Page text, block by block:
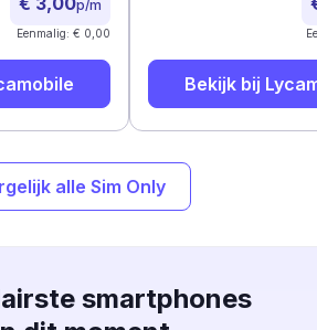
p/m
Eenmalig: € 0,00
Bekijk bij
alle Sim Only
smartphones